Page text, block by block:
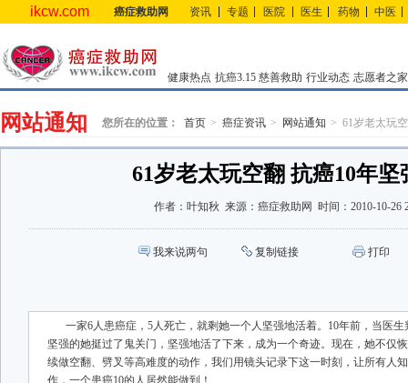
ikcw.com 癌症救助网 资讯 专题 医院 医生 药物 中医
健康热点 抗癌3.15 慈善救助 行业动态 志愿者之家
网站通知 您所在的位置： 首页 癌症资讯 网站通知 61岁老太玩
61岁老太玩空翻 抗癌10年坚
作者： 叶知秋 来源： 癌症救助网 时间： 2010-10-26
我来说两句 复制链接 打印
一家6人患癌症，5人死亡，就剩她一个人坚强地活着。10年前，当医
坚强的她挺过了鬼关门，坚强地活了下来，成为一个奇迹。现在，她不仅
续做空翻、劈叉等高难度的动作，我们用镜头记录下这一时刻，让所有人
作，一个患癌10的人居然能做到！